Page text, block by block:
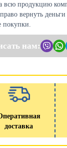
всю продукцию
вернуть
покупки.
нам:
доставка